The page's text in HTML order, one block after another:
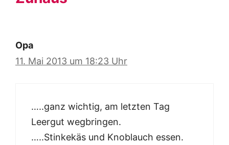
Opa
11. Mai 2013 um 18:23 Uhr
…..ganz wichtig, am letzten Tag
Leergut wegbringen.
…..Stinkekäs und Knoblauch essen.